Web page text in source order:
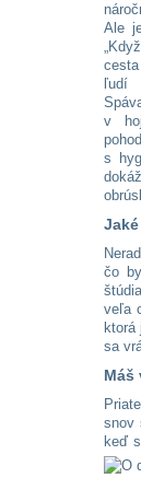
Ale
ľudí
v
s
čo
veľa
sa
Máš
snov
keď